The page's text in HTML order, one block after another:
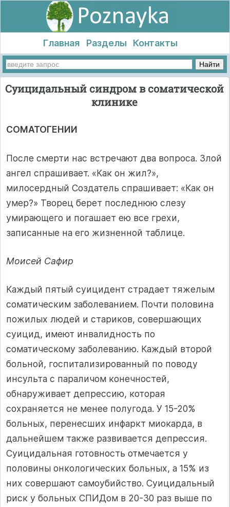
Главная Разделы Контакты
Суицидальный синдром в соматической
клинике
СОМАТОГЕНИИ
После смерти нас встречают два вопроса. Злой
ангел спрашивает. «Как он жил?»,
милосердный Создатель спрашивает: «Как он
умер?» Творец берет последнюю слезу
умирающего и погашает ею все грехи,
записанные на его жизненной таблице.
Моисей Сафир
Каждый пятый суицидент страдает тяжелым
соматическим заболеванием. Почти половина
пожилых людей и стариков, совершающих
суицид, имеют инвалидность по
соматическому заболеванию. Каждый второй
больной, госпитализированный по поводу
инсульта с параличом конечностей,
обнаруживает депрессию, которая
сохраняется не менее полугода. У 15-20%
больных, перенесших инфаркт миокарда, в
дальнейшем также развивается депрессия.
Суицидальная готовность отмечается у
половины онкологических больных, а 15% из
них совершают самоубийство. Суицидальный
риск у больных СПИДом в 20-30 раз выше по